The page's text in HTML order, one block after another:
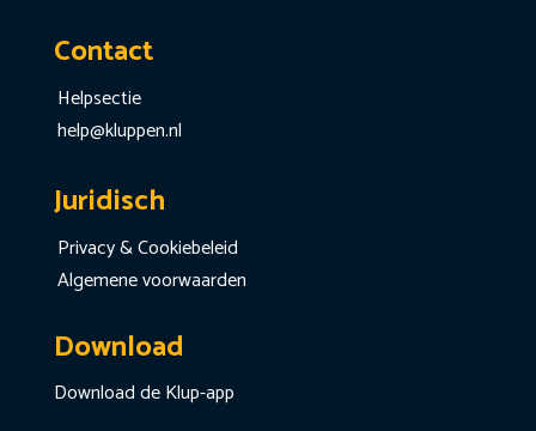
Contact
Helpsectie
help@kluppen.nl
Juridisch
Privacy & Cookiebeleid
Algemene voorwaarden
Download
Download de Klup-app